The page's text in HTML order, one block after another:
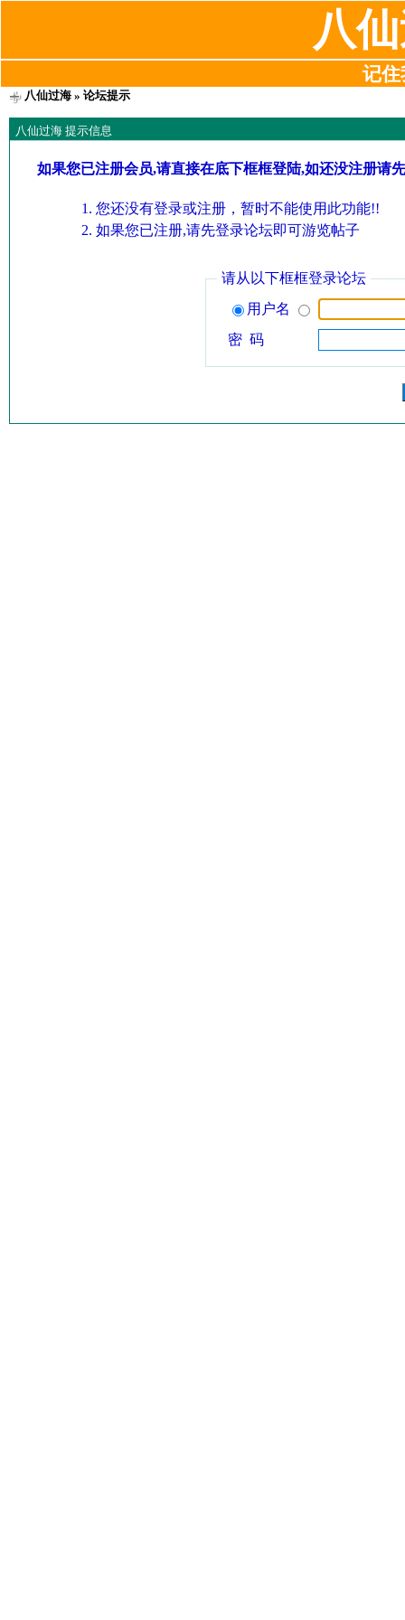
八
记住
八仙过海» 论坛提示
八仙过海 提示信息
如果您已注册会员,请直接在底下框框登陆,如还没注册请
您还没有登录或注册，暂时不能使用此功能!!
如果您已注册,请先登录论坛即可游览帖子
请从以下框框登录论坛
用户名
密 码